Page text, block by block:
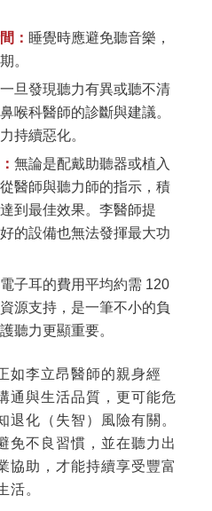
： 睡覺時應避免聽音樂，
。
一旦發現聽力有異或聽不清
喉科醫師的診斷與建議。
持續惡化。
無論是配戴助聽器或植入
醫師與聽力師的指示，積
到最佳效果。李醫師提
的設備也無法發揮最大功
電子耳的費用平均約需 120
源支持，是一筆不小的負
聽力更顯重要。
如李立昂醫師的親身經
通與生活品質，更可能危
退化（失智）風險有關。
免不良習慣，並在聽力出
協助，才能持續享受豐富
活。